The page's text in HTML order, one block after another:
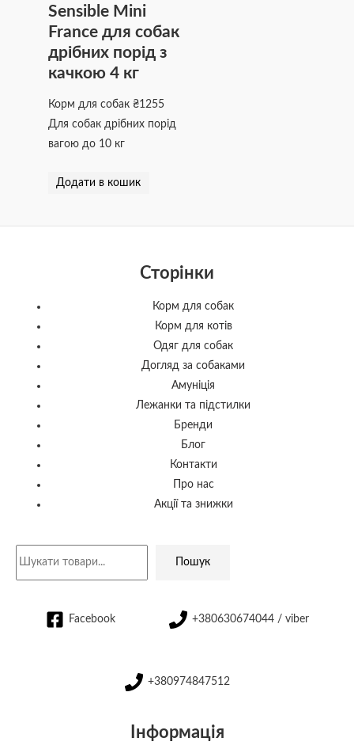
Sensible Mini
France для собак
дрібних порід з
качкою 4 кг
Корм для собак₴1255
Для собак дрібних порід
вагою до 10 кг
Додати в кошик
Сторінки
Корм для собак
Корм для котів
Одяг для собак
Догляд за собаками
Амуніція
Лежанки та підстилки
Бренди
Блог
Контакти
Про нас
Акції та знижки
Пошук
Facebook +380630674044 / viber
+380974847512
Інформація